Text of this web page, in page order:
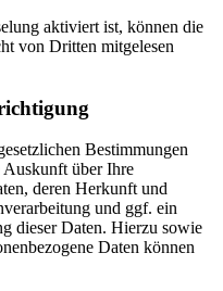
aktiviert ist, können die
von Dritten mitgelesen
Bestimmungen
Auskunft über Ihre
deren Herkunft und
und ggf. ein
dieser Daten. Hierzu sowie
Daten können